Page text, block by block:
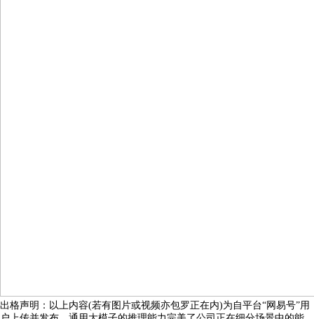
出格声明：以上内容(若有图片或视频亦包罗正在内)为自平台“网易号”用